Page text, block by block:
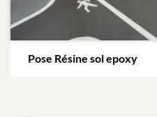
Pose Résine sol epoxy